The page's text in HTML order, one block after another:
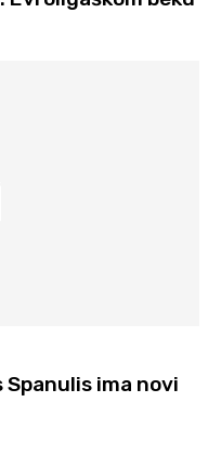
ima novi